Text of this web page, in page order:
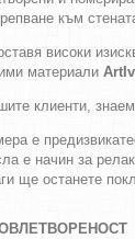
към
високи
материали
клиенти,
е
е начин за
ще останете